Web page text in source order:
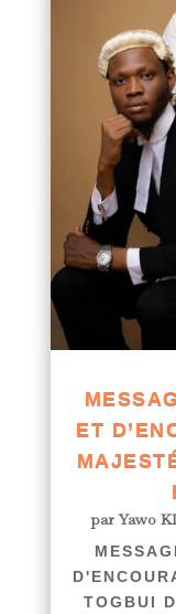
ET
parYawo
TOGBUI